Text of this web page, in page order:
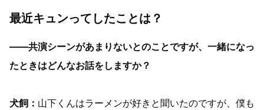
最近キュンってしたことは？
――共演シーンがあまりないとのことですが、一緒になっ
たときはどんなお話をしますか？
犬飼： 山下くんはラーメンが好きと聞いたのですが、僕も